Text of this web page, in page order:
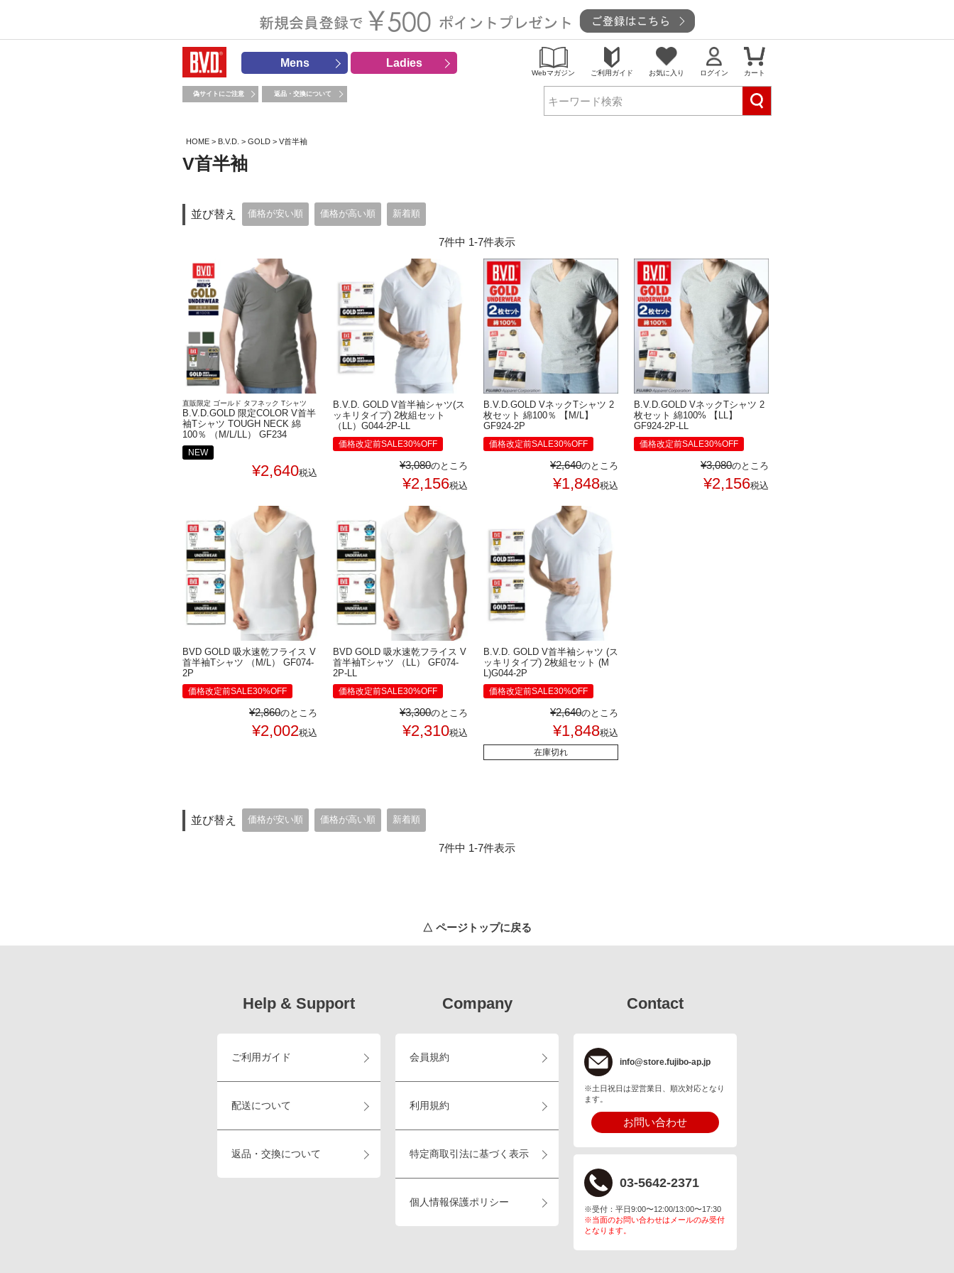
Mens Ladies
Webマガジン ご利用ガイド お気に入り ログイン カート
偽サイトにご注意 返品・交換について
HOME B.V.D. GOLD V首半袖
V首半袖
並び替え 価格が安い順 価格が高い順 新着順
7件中 1-7件表示
直販限定 ゴールド タフネック Tシャツ
B.V.D.GOLD 限定COLOR V首半
袖Tシャツ TOUGH NECK 綿
100％ （M/L/LL） GF234
NEW
¥2,640税込
B.V.D. GOLD V首半袖シャツ(ス
ッキリタイプ) 2枚組セット
（LL）G044-2P-LL
価格改定前SALE30%OFF
¥3,080のところ
¥2,156税込
B.V.D.GOLD VネックTシャツ 2
枚セット 綿100％ 【M/L】
GF924-2P
価格改定前SALE30%OFF
¥2,640のところ
¥1,848税込
B.V.D.GOLD VネックTシャツ 2
枚セット 綿100% 【LL】
GF924-2P-LL
価格改定前SALE30%OFF
¥3,080のところ
¥2,156税込
BVD GOLD 吸水速乾フライス V
首半袖Tシャツ （M/L） GF074-
2P
価格改定前SALE30%OFF
¥2,860のところ
¥2,002税込
BVD GOLD 吸水速乾フライス V
首半袖Tシャツ （LL） GF074-
2P-LL
価格改定前SALE30%OFF
¥3,300のところ
¥2,310税込
B.V.D. GOLD V首半袖シャツ (ス
ッキリタイプ) 2枚組セット (M
L)G044-2P
価格改定前SALE30%OFF
¥2,640のところ
¥1,848税込
在庫切れ
並び替え 価格が安い順 価格が高い順 新着順
7件中 1-7件表示
△ ページトップに戻る
Help & Support
ご利用ガイド
配送について
返品・交換について
Company
会員規約
利用規約
特定商取引法に基づく表示
個人情報保護ポリシー
Contact
info@store.fujibo-ap.jp
※土日祝日は翌営業日、順次対応となり
ます。
お問い合わせ
03-5642-2371
※受付：平日9:00〜12:00/13:00〜17:30
※当面のお問い合わせはメールのみ受付
となります。